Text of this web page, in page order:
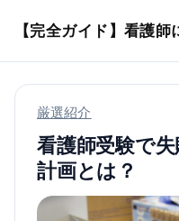
厳選紹介
看護師受験で
計画とは？